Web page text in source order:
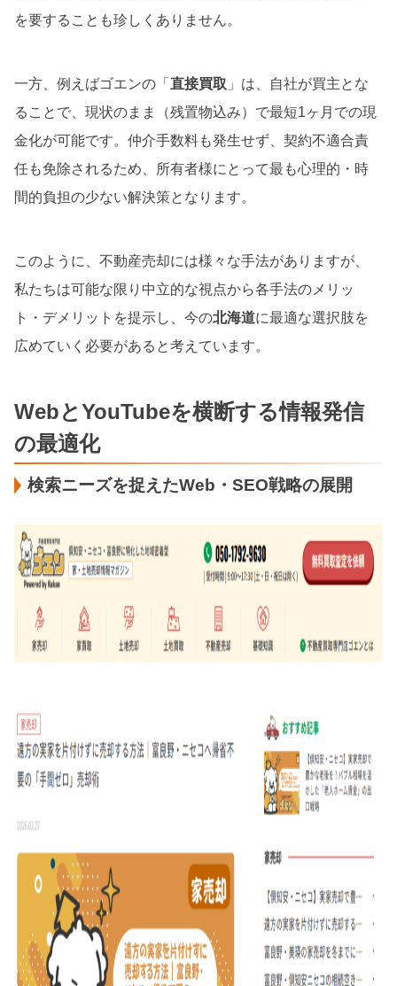
を要することも珍しくありません。
一方、例えばゴエンの「直接買取 」は、自社が買主とな
ることで、現状のまま（残置物込み）で最短1ヶ月での現
金化が可能です。仲介手数料も発生せず、契約不適合責
任も免除されるため、所有者様にとって最も心理的・時
間的負担の少ない解決策となります。
このように、不動産売却には様々な手法がありますが、
私たちは可能な限り中立的な視点から各手法のメリッ
ト・デメリットを提示し、今の北海道に最適な選択肢を
広めていく必要があると考えています。
WebとYouTubeを横断する情報発信
の最適化
検索ニーズを捉えたWeb・SEO戦略の展開